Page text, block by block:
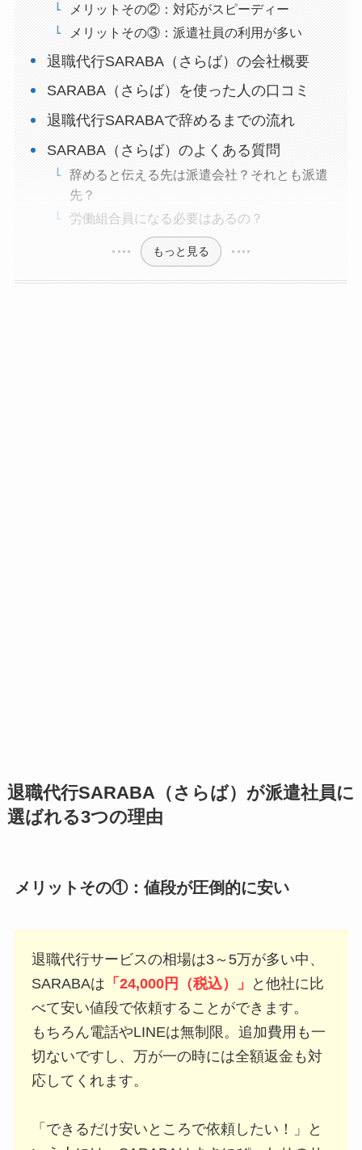
メリットその②：対応がスピーディー
メリットその③：派遣社員の利用が多い
退職代行SARABA（さらば）の会社概要
SARABA（さらば）を使った人の口コミ
退職代行SARABAで辞めるまでの流れ
SARABA（さらば）のよくある質問
辞めると伝える先は派遣会社？それとも派遣
先？
労働組合員になる必要はあるの？
もっと見る
退職代行SARABA（さらば）が派遣社員に
選ばれる3つの理由
メリットその①：値段が圧倒的に安い
退職代行サービスの相場は3～5万が多い中、
SARABAは 「24,000円（税込）」
と他社に比
べて安い値段で依頼することができます。
もちろん電話やLINEは無制限。追加費用も一
切ないですし、万が一の時には全額返金も対
応してくれます。
「できるだけ安いところで依頼したい！」と